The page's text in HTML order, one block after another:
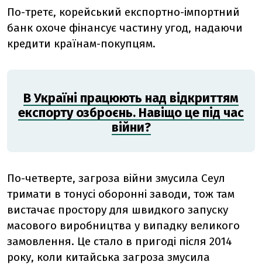
По-третє, корейський експортно-імпортний
банк охоче фінансує частину угод, надаючи
кредити країнам-покупцям.
В Україні працюють над відкриттям
експорту озброєнь. Навіщо це під час
війни?
По-четверте, загроза війни змусила Сеул
тримати в тонусі оборонні заводи, тож там
вистачає простору для швидкого запуску
масового виробництва у випадку великого
замовлення. Це стало в пригоді після 2014
року, коли китайська загроза змусила